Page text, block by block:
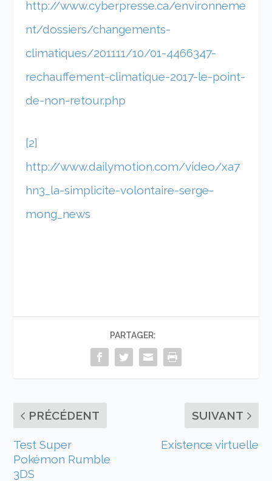
http://www.cyberpresse.ca/environneme
nt/dossiers/changements-
climatiques/201111/10/01-4466347-
rechauffement-climatique-2017-le-point-
de-non-retour.php
[2]
http://www.dailymotion.com/video/xa7
hn3_la-simplicite-volontaire-serge-
mong_news
PARTAGER:
PRÉCÉDENT
Test Super
Pokémon Rumble
3DS
SUIVANT
Existence virtuelle